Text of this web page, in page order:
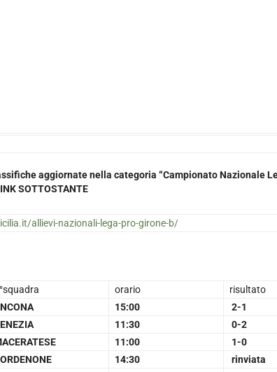
aggiornate nella categoria “Campionato Nazionale
SOTTOSTANTE
allievi-nazionali-lega-pro-girone-b/
orario
risultato
15:00
2-1
11:30
0-2
11:00
1-0
14:30
rinviata